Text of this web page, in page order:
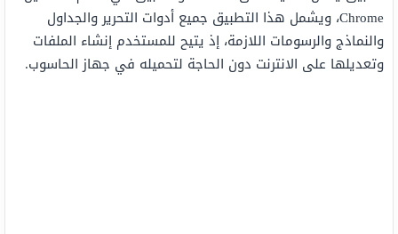
Chrome، ويشمل هذا التطبيق جميع أدوات التحرير والجداول
والنماذج والرسومات اللازمة، إذ يتيح للمستخدم إنشاء الملفات
وتعديلها على الانترنت دون الحاجة لتحميله في جهاز الحاسوب.